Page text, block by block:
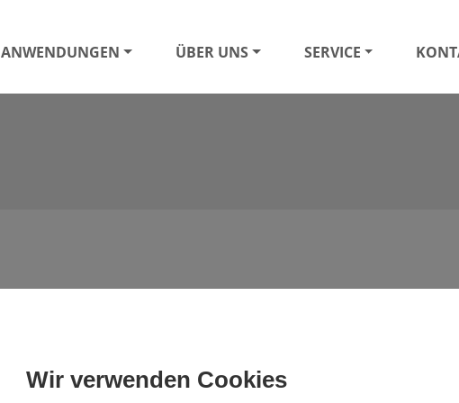
Wir verwenden Cookies
ANWENDUNGEN ÜBER UNS SERVICE